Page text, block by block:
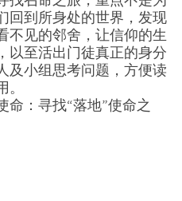
回到所身处的世界，发现
不见的邻舍，让信仰的生
以至活出门徒真正的身分
及小组思考问题，方便读
命：寻找“落地”使命之